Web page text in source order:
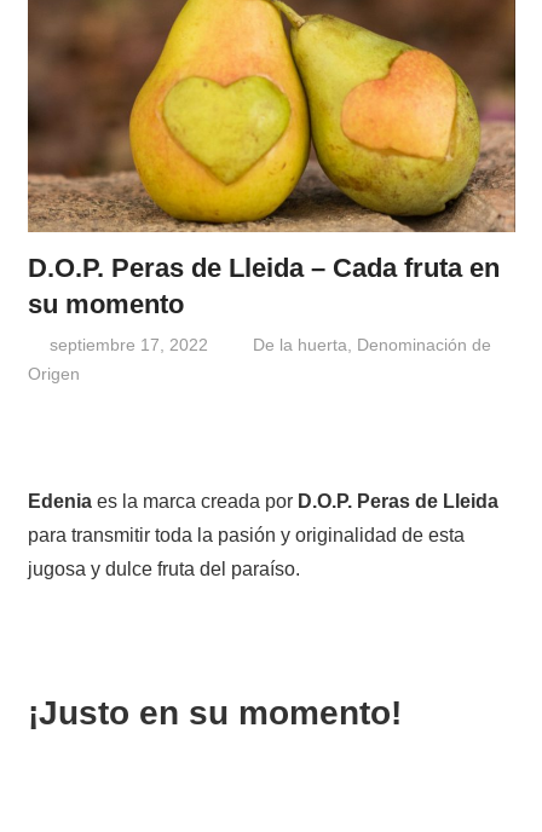
D.O.P. Peras de Lleida – Cada fruta en
su momento
septiembre 17, 2022 Windrose
De la huerta
Denominación de
Origen
Edeniaes la marca creada por D.O.P. Peras de Lleida
para transmitir toda la pasión y originalidad de esta
jugosa y dulce fruta del paraíso.
¡Justo en su momento!